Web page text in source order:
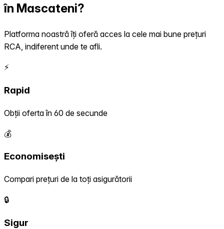
în Mascateni?
Platforma noastră îți oferă acces la cele mai bune prețuri
RCA, indiferent unde te afli.
⚡
Rapid
Obții oferta în 60 de secunde
💰
Economisești
Compari prețuri de la toți asigurătorii
🔒
Sigur